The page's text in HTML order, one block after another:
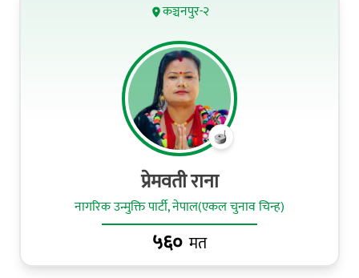
कञ्चनपुर-२
प्रेमवती राना
नागरिक उन्मुक्ति पार्टी, नेपाल(एकल चुनाव चिन्ह)
५६० मत